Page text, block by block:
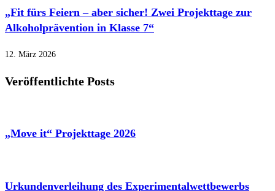
„Fit fürs Feiern – aber sicher! Zwei Projekttage zur
Alkoholprävention in Klasse 7“
12. März 2026
Veröffentlichte Posts
„Move it“ Projekttage 2026
Urkundenverleihung des Experimentalwettbewerbs